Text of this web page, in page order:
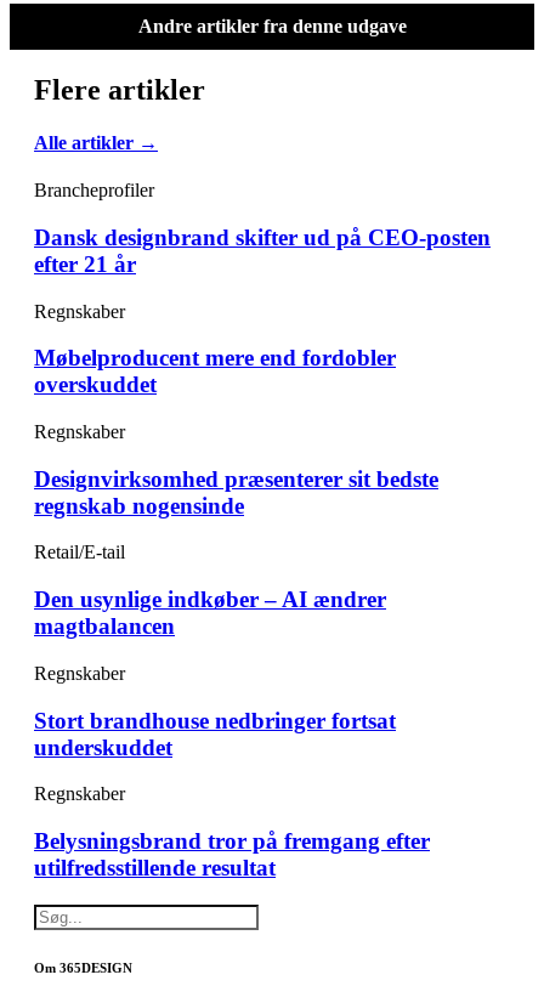
Andre artikler fra denne udgave
Flere artikler
Alle artikler →
Brancheprofiler
Dansk designbrand skifter ud på CEO-posten
efter 21 år
Regnskaber
Møbelproducent mere end fordobler
overskuddet
Regnskaber
Designvirksomhed præsenterer sit bedste
regnskab nogensinde
Retail/E-tail
Den usynlige indkøber – AI ændrer
magtbalancen
Regnskaber
Stort brandhouse nedbringer fortsat
underskuddet
Regnskaber
Belysningsbrand tror på fremgang efter
utilfredsstillende resultat
Om 365DESIGN